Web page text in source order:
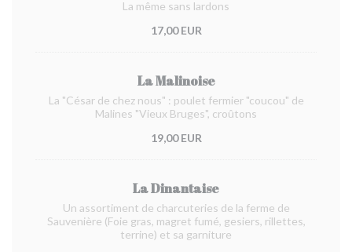
La même sans lardons
17,00 EUR
La Malinoise
La "César de chez nous" : poulet fermier "coucou" de
Malines "Vieux Bruges", croûtons
19,00 EUR
La Dinantaise
Un assortiment de charcuteries de la ferme de
Sauvenière (Foie gras, magret fumé, gesiers, rillettes,
terrine) et sa garniture